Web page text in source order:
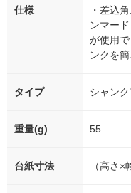
仕様
・差込
ンマー
が使用
ンクを
タイプ シャン
重量(g) 55
台紙寸法 （高さ